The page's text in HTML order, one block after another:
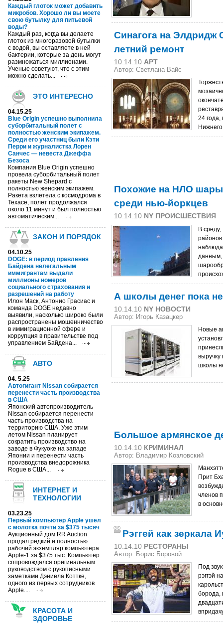
Каждый глоток может добавить
микробов. Хорошо ли вы моете
свою бутылку для питьевой
воды?
Каждый раз, когда вы делаете
глоток из многоразовой бутылки
с водой, вы оставляете в ней
бактерии, которые за день могут
размножаться миллионами.
Ученые советуют, что с этим
можно сделать...
ЭТО ИНТЕРЕСНО
04.15.25
Blue Origin успешно выполнила
суборбитальный полет с
полностью женским экипажем.
Среди его участниц были Кэти
Перри и журналистка Лорен
Санчес — невеста Джеффа
Безоса
Компания Blue Origin успешно
провела суборбитальный полет
ракеты New Shepard с
полностью женским экипажем.
Ракета взлетела с космодрома в
Техасе, полет продолжался
около 11 минут и был полностью
автоматическим...
ЗАКОН И ПОРЯДОК
04.10.25
DOGE: в период правления
Байдена нелегальным
иммигрантам выдали
миллионы номеров
социального страхования и
разрешений на работу
Илон Маск, Антонио Грасиас и
команда DOGE недавно
выявили, насколько широко были
распространены мошенничество
в иммиграционной сфере и
коррупция в правительстве под
управлением Байдена...
АВТО
04. 5.25
Автогигант Nissan собирается
перенести часть производства
в США
Японский автопроизводитель
Nissan собирается перенести
часть производства на
территорию США. Уже этим
летом Nissan планирует
сократить производство на
заводе в Фукуоке на западе
Японии и перенести часть
производства внедорожника
Rogue в США...
ИНТЕРНЕТ И
ТЕХНОЛОГИИ
03.23.25
Первый компьютер Apple ушел
с молотка почти за $375 тысяч
Аукционный дом RR Auction
продал редкий и полностью
рабочий экземпляр компьютера
Apple-1 за $375 тыс. Компьютер
сопровождался оригинальным
руководством с рукописными
заметками Дэниела Коттке,
одного из первых сотрудников
Apple....
КРАСОТА И
ЗДОРОВЬЕ
Синагога на Элдридж
летний ремонт
10.14.10 АРТ
Автор: Светлана Вайс
24 года,
Похожие на НЛО шары
среди нью-йоркцев
10.14.10 NY ПРОИСШЕСТВИЯ
В
данным,
А школы денег пока
10.14.10 NY НОВОСТИ
Автор: Игорь Казацкер
Новые
школы
Большое армянское
10.14.10 КРИМИНАЛ
Автор: Владимир Козловский
Прит
членов
в
Рэггей как зеркала
10.14.10 РЕСТОРАНЫ
Автор: Борис Боровой
Под
рэггэй
борода,